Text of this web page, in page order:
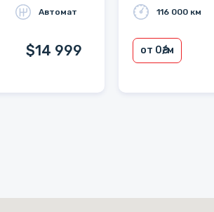
Автомат
$14 999
116 000 км
от 0₴/м